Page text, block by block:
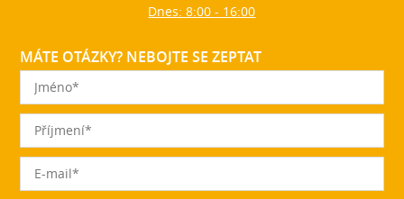
Dnes: 8:00 - 16:00
MÁTE OTÁZKY? NEBOJTE SE ZEPTAT